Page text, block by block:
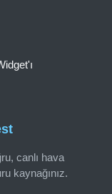
canlı hava
kaynağınız.